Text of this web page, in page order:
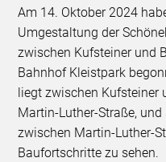
Am 14. Oktober 2024
Umgestaltung der
zwischen Kufsteiner und
Bahnhof Kleistpark
liegt zwischen Kufsteiner
Martin-Luther-Straße,
zwischen Martin-Luther-
Baufortschritte zu sehen.